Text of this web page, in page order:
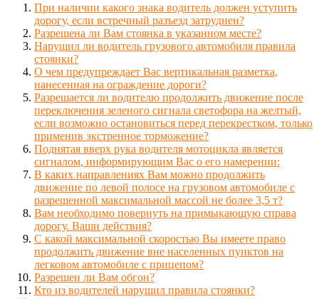
При наличии какого знака водитель должен уступить
дорогу, если встречный разъезд затруднен?
Разрешена ли Вам стоянка в указанном месте?
Нарушил ли водитель грузового автомобиля правила
стоянки?
О чем предупреждает Вас вертикальная разметка,
нанесенная на ограждение дороги?
Разрешается ли водителю продолжить движение после
переключения зеленого сигнала светофора на желтый,
если возможно остановиться перед перекрестком, только
применив экстренное торможение?
Поднятая вверх рука водителя мотоцикла является
сигналом, информирующим Вас о его намерении:
В каких направлениях Вам можно продолжить
движение по левой полосе на грузовом автомобиле с
разрешенной максимальной массой не более 3,5 т?
Вам необходимо повернуть на примыкающую справа
дорогу. Ваши действия?
С какой максимальной скоростью Вы имеете право
продолжить движение вне населенных пунктов на
легковом автомобиле с прицепом?
Разрешен ли Вам обгон?
Кто из водителей нарушил правила стоянки?